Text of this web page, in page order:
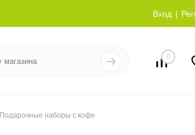
Вход
0
Подарочные наборы с кофе